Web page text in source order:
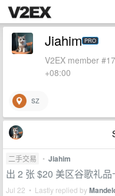
Jiahim PRO
V2EX member
+08:00
sz
二手交易 • Jiahim
出 2 张 $20 美区谷歌礼品
Jul 22 • Lastly replied by